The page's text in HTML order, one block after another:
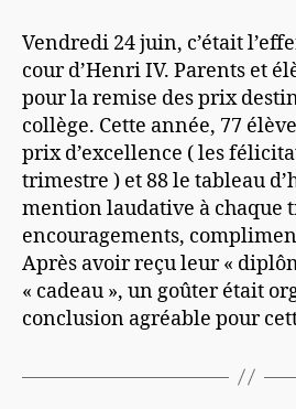
Vendredi 24 juin, c’était
cour d’Henri IV. Parents et
pour la remise des prix
collège. Cette année, 77
prix d’excellence ( les
trimestre ) et 88 le tableau
mention laudative à chaque
encouragements,
Après avoir reçu leur «
« cadeau », un goûter était
conclusion agréable pour